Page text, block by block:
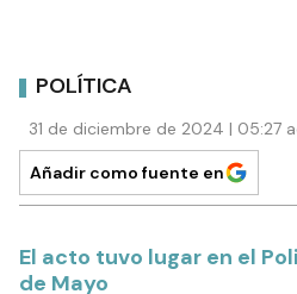
POLÍTICA
31 de diciembre de 2024 | 05:27
Añadir como fuente en
El acto tuvo lugar en el
de Mayo